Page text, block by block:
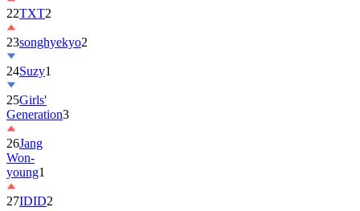
22TXT2
23songhyekyo2
24Suzy1
25Girls'
Generation3
26Jang
Won-
young1
27IDID2